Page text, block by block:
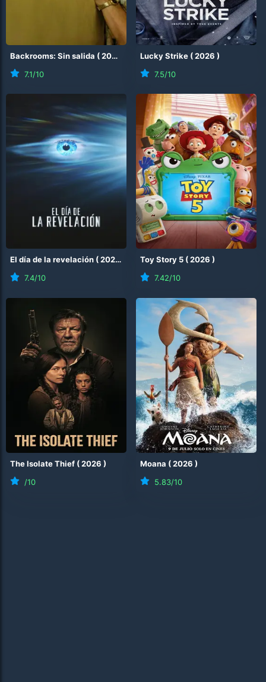
Backrooms: Sin salida (2026
7.1/10
Lucky Strike (2026 )
7.5/10
El día de la revelación (2026 )
7.4/10
Toy Story 5 (2026 )
7.42/10
The Isolate Thief (2026 )
/10
Moana (2026 )
5.83/10